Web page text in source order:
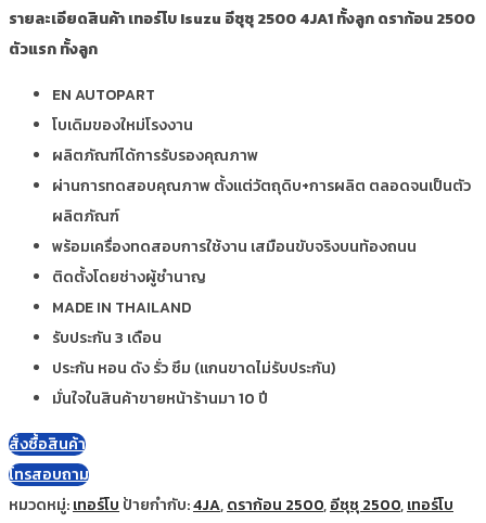
รายละเอียดสินค้า เทอร์โบ Isuzu อีซุซุ 2500 4JA1 ทั้งลูก ดราก้อน 2500
ตัวแรก ทั้งลูก
EN AUTOPART
โบเดิมของใหม่โรงงาน
ผลิตภัณฑ์ได้การรับรองคุณภาพ
ผ่านการทดสอบคุณภาพ ตั้งแต่วัตถุดิบ+การผลิต ตลอดจนเป็นตัว
ผลิตภัณฑ์
พร้อมเครื่องทดสอบการใช้งาน เสมือนขับจริงบนท้องถนน
ติดตั้งโดยช่างผู้ชำนาญ
MADE IN THAILAND
รับประกัน 3 เดือน
ประกัน หอน ดัง รั่ว ซึม (แกนขาดไม่รับประกัน)
มั่นใจในสินค้าขายหน้าร้านมา 10 ปี
สั่งซื้อสินค้า
โทรสอบถาม
หมวดหมู่:เทอร์โบ ป้ายกำกับ:4JA,ดราก้อน 2500,อีซุซุ 2500,เทอร์โบ